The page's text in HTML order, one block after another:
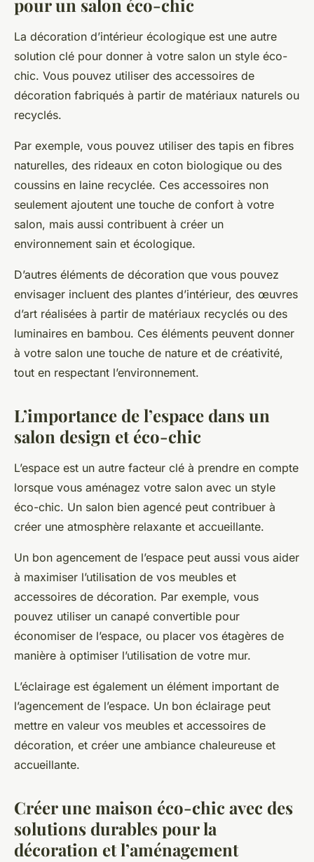
pour un salon éco-chic
La décoration d’intérieur écologique est une autre
solution clé pour donner à votre salon un style éco-
chic. Vous pouvez utiliser des accessoires de
décoration fabriqués à partir de matériaux naturels ou
recyclés.
Par exemple, vous pouvez utiliser des tapis en fibres
naturelles, des rideaux en coton biologique ou des
coussins en laine recyclée. Ces accessoires non
seulement ajoutent une touche de confort à votre
salon, mais aussi contribuent à créer un
environnement sain et écologique.
D’autres éléments de décoration que vous pouvez
envisager incluent des plantes d’intérieur, des œuvres
d’art réalisées à partir de matériaux recyclés ou des
luminaires en bambou. Ces éléments peuvent donner
à votre salon une touche de nature et de créativité,
tout en respectant l’environnement.
L’importance de l’espace dans un
salon design et éco-chic
L’espace est un autre facteur clé à prendre en compte
lorsque vous aménagez votre salon avec un style
éco-chic. Un salon bien agencé peut contribuer à
créer une atmosphère relaxante et accueillante.
Un bon agencement de l’espace peut aussi vous aider
à maximiser l’utilisation de vos meubles et
accessoires de décoration. Par exemple, vous
pouvez utiliser un canapé convertible pour
économiser de l’espace, ou placer vos étagères de
manière à optimiser l’utilisation de votre mur.
L’éclairage est également un élément important de
l’agencement de l’espace. Un bon éclairage peut
mettre en valeur vos meubles et accessoires de
décoration, et créer une ambiance chaleureuse et
accueillante.
Créer une maison éco-chic avec des
solutions durables pour la
décoration et l’aménagement